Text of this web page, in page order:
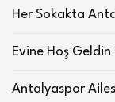
Her Sokakta
Evine Hoş
Antalyaspor